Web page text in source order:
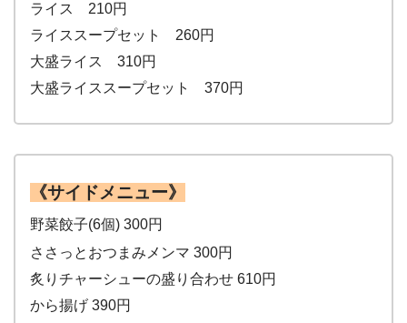
ライス 210円
ライススープセット 260円
大盛ライス 310円
大盛ライススープセット 370円
《サイドメニュー》
野菜餃子(6個) 300円
ささっとおつまみメンマ 300円
炙りチャーシューの盛り合わせ 610円
から揚げ 390円